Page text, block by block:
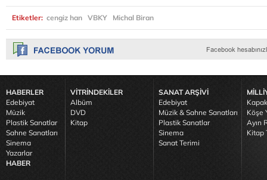
Etiketler: cengiz han VBKY Michal Biran
HABERLER
Edebiyat
Müzik
Plastik Sanatlar
Sahne Sanatları
Sinema
Yazarlar
HABER
VİTRİNDEKİLER
Albüm
DVD
Kitap
SANAT ARŞİVİ
Edebiyat
Müzik & Sahne Sanatları
Plastik Sanatlar
Sinema
Sanat Terimi
Köşe
Ayın
Kitap